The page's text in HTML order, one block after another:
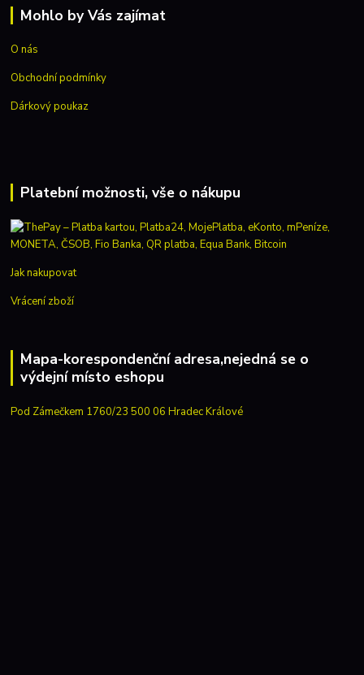
Mohlo by Vás zajímat
O nás
Obchodní podmínky
Dárkový poukaz
Platební možnosti, vše o nákupu
Jak nakupovat
Vrácení zboží
Mapa-korespondenční adresa,nejedná se o
výdejní místo eshopu
Pod Zámečkem 1760/23 500 06 Hradec Králové